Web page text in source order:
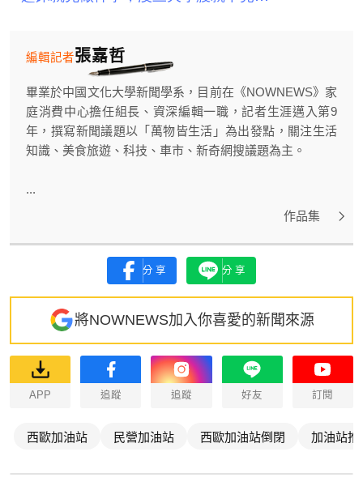
張嘉哲
編輯記者
畢業於中國文化大學新聞學系，目前在《NOWNEWS》家
庭消費中心擔任組長、資深編輯一職，記者生涯邁入第9
年，撰寫新聞議題以「萬物皆生活」為出發點，關注生活
知識、美食旅遊、科技、車市、新奇網搜議題為主。
...
作品集
分享 分享
將NOWNEWS加入你喜愛的新聞來源
APP 追蹤 追蹤 好友 訂閱
西歐加油站 民營加油站 西歐加油站倒閉 加油站推